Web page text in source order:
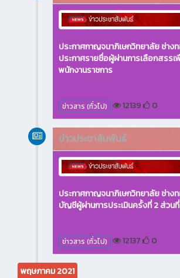
ประกาศกาญจนาภิเษกวิทยาลัย ช่าง
ประกาศรายชื่อผู้ผ่านการเลือกสรรเ
พนักงานราชการ
ข่าวสาร (ทั่วไป) 12139 0
ข่าวประชาสัมพันธ์
ประกาศกาญจนาภิเษกวิทยาลัย ช่าง
บัญชีผู้ผ่านการประเมินครั้งที่ 2 ส่วน
ข่าวสาร (ทั่วไป) 12137 0
พฤษภาคม 2021